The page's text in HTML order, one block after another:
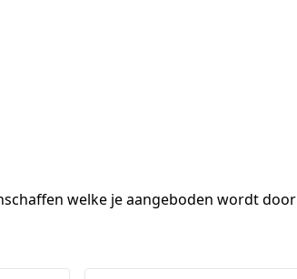
welke je aangeboden wordt door